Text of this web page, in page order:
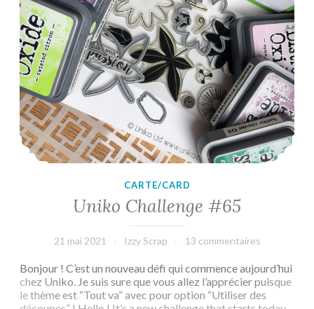
CARTE/CARD
Uniko Challenge #65
21 mai 2021 Izzy Scrap 13 commentaires
Bonjour ! C’est un nouveau défi qui commence aujourd’hui
chez Uniko. Je suis sure que vous allez l’apprécier puisque
le thème est “Tout va” avec pour option “Utiliser des